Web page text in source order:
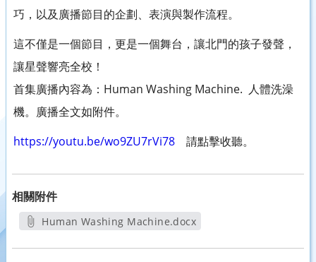
巧，以及廣播節目的企劃、表演與製作流程。
這不僅是一個節目，更是一個舞台，讓北門的孩子發聲，
讓星聲響亮全校！
首集廣播內容為：Human Washing Machine. 人體洗澡
機。廣播全文如附件。
https://youtu.be/wo9ZU7rVi78 請點擊收聽。
相關附件
Human Washing Machine.docx